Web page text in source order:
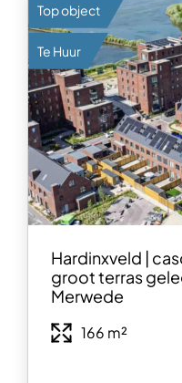
Top object
Te Huur
Hardinxveld |
groot terras
Merwede
166 m²